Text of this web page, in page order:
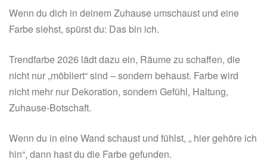
Wenn du dich in deinem Zuhause umschaust und eine
Farbe siehst, spürst du: Das bin ich.
Trendfarbe 2026 lädt dazu ein, Räume zu schaffen, die
nicht nur „möbliert“ sind – sondern behaust. Farbe wird
nicht mehr nur Dekoration, sondern Gefühl, Haltung,
Zuhause-Botschaft.
Wenn du in eine Wand schaust und fühlst, „ hier gehöre ich
hin“, dann hast du die Farbe gefunden.